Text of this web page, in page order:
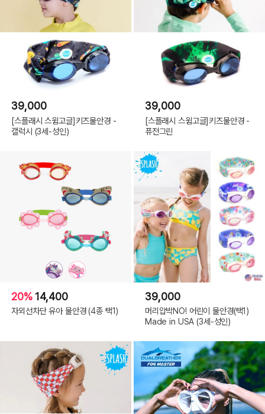
39,000
[스플래시 스윔고글]키즈물안경 -
갤럭시 (3세-성인)
39,000
[스플래시 스윔고글]키즈물안경 -
퓨전그린
20% 14,400
자외선차단 유아 물안경 (4종 택1)
39,000
머리압박NO! 어린이 물안경(택1)
Made in USA (3세-성인)